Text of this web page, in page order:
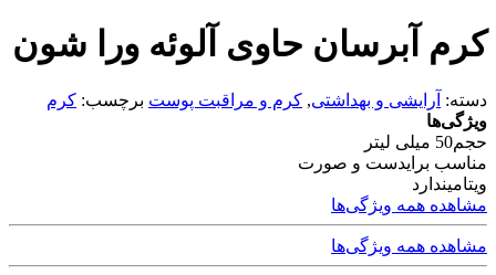
کرم آبرسان حاوی آلوئه ورا شون
دسته: آرایشی و بهداشتی, کرم و مراقبت پوست برچسب: کرم
ویژگی‌ها
حجم50 میلی لیتر
مناسب برایدست و صورت
ویتامیندارد
مشاهده همه ویژگی‌ها
مشاهده همه ویژگی‌ها